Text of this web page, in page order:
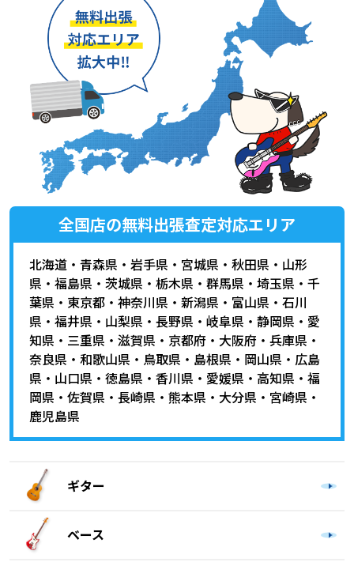
全国店の無料出張査定対応エリア
北海道 ・ 青森県 ・ 岩手県 ・ 宮城県 ・ 秋田県 ・ 山形
県 ・ 福島県 ・ 茨城県 ・ 栃木県 ・ 群馬県 ・ 埼玉県 ・ 千
葉県 ・ 東京都 ・ 神奈川県 ・ 新潟県 ・ 富山県 ・ 石川
県 ・ 福井県 ・ 山梨県 ・ 長野県 ・ 岐阜県 ・ 静岡県 ・ 愛
知県 ・ 三重県 ・ 滋賀県 ・ 京都府 ・ 大阪府 ・ 兵庫県 ・
奈良県 ・ 和歌山県 ・ 鳥取県 ・ 島根県 ・ 岡山県 ・ 広島
県 ・ 山口県 ・ 徳島県 ・ 香川県 ・ 愛媛県 ・ 高知県 ・ 福
岡県 ・ 佐賀県 ・ 長崎県 ・ 熊本県 ・ 大分県 ・ 宮崎県 ・
鹿児島県
ギター
ベース